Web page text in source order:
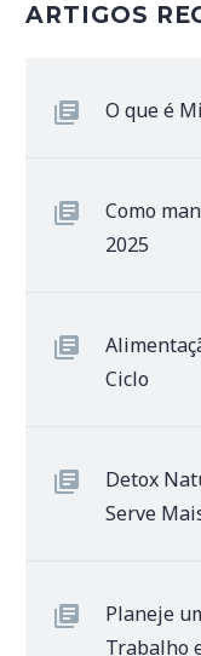
ARTIGOS
O que é
Como
2025
Ciclo
Detox
Serve
Planeje
Trabalho